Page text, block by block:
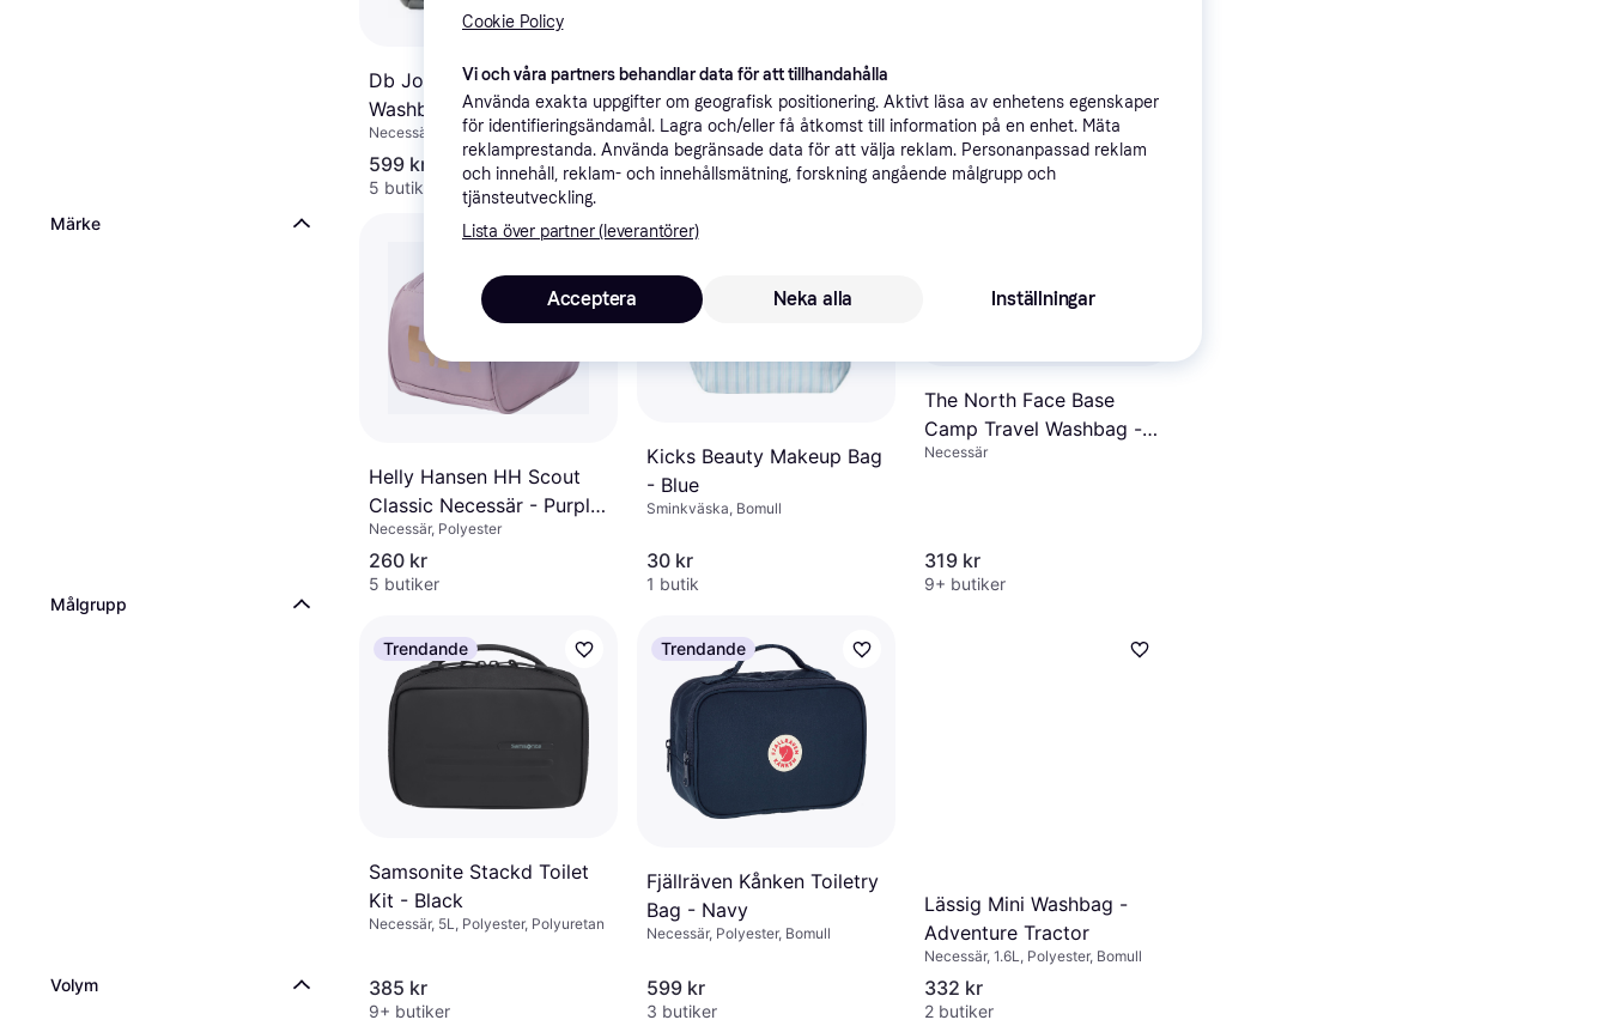
Märke
Målgrupp
Volym
Db Journey Hugger
Washbag - Sand Grey
Necessär
599 kr
5 butiker
409 kr
9 butiker
269 kr
7 butiker
Helly Hansen HH Scout
Classic Necessär - Purple
Clay
Necessär, Polyester
260 kr
5 butiker
Trendande
Kicks Beauty Makeup Bag
- Blue
Sminkväska, Bomull
30 kr
1 butik
The North Face Base
Camp Travel Washbag -
Svart
Necessär
319 kr
9+ butiker
Trendande
Samsonite Stackd Toilet
Kit - Black
Necessär, 5L, Polyester, Polyuretan
385 kr
9+ butiker
Trendande
Fjällräven Kånken Toiletry
Bag - Navy
Necessär, Polyester, Bomull
599 kr
3 butiker
Lässig Mini Washbag -
Adventure Tractor
Necessär, 1.6L, Polyester, Bomull
332 kr
2 butiker
Cookie Policy
Vi och våra partners behandlar data för att tillhandahålla
Använda exakta uppgifter om geografisk positionering. Aktivt läsa av enhetens egenskaper
för identifieringsändamål. Lagra och/eller få åtkomst till information på en enhet. Mäta
reklamprestanda. Använda begränsade data för att välja reklam. Personanpassad reklam
och innehåll, reklam- och innehållsmätning, forskning angående målgrupp och
tjänsteutveckling.
Lista över partner (leverantörer)
Neka alla
Acceptera Inställningar